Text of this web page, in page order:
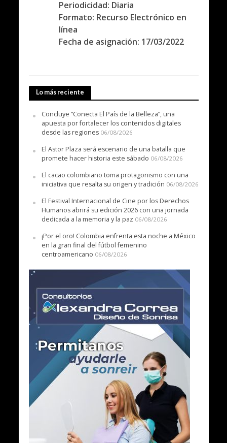
Periodicidad: Diaria
Formato: Recurso Electrónico en
línea
Fecha de asignación: 17/03/2022
Lo más reciente
Concluye “Conecta El País de la Belleza”, una
apuesta por fortalecer los contenidos digitales
desde las regiones 06/08/2026
El Astor Plaza será escenario de una batalla que
promete hacer historia este sábado 06/08/2026
El cacao colombiano toma protagonismo con una
iniciativa que resalta su origen y tradición 06/08/2026
El Festival Internacional de Cine por los Derechos
Humanos abrirá su edición 2026 con una jornada
dedicada a la memoria y la paz 06/08/2026
¡Por el oro! Colombia enfrenta esta noche a México
en la gran final del fútbol femenino
centroamericano 06/08/2026